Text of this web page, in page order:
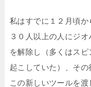
私はすでに１２月頃か
３０人以上の人にジ
を解除し（多くはス
起こしていた）、その
この新しいツールを渡